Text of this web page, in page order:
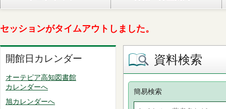
セッションがタイムアウトしました。
開館日カレンダー
オーテピア高知図書館
カレンダーへ
旭カレンダーへ
資料検索
簡易検索